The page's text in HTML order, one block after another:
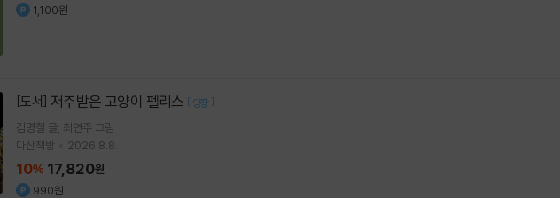
1,100원
[도서] 저주받은 고양이 펠리스 [ 양장 ]
김명철 글 최연주 그림
다산책방
2026.8.8.
10% 17,820원
990원